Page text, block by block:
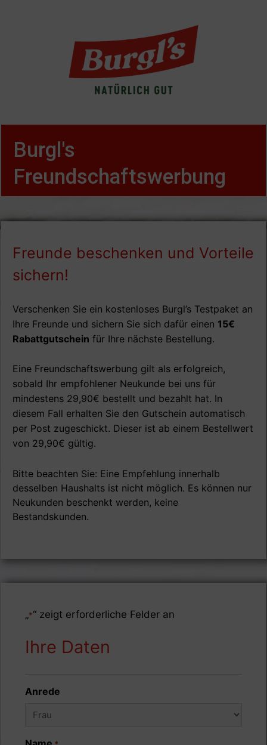
Burgl's
Freundschaftswerbung
Freunde beschenken und Vorteile
sichern!
Verschenken Sie ein kostenloses Burgl’s Testpaket an
Ihre Freunde und sichern Sie sich dafür einen 15€
Rabattgutschein für Ihre nächste Bestellung.
Eine Freundschaftswerbung gilt als erfolgreich,
sobald Ihr empfohlener Neukunde bei uns für
mindestens 29,90€ bestellt und bezahlt hat. In
diesem Fall erhalten Sie den Gutschein automatisch
per Post zugeschickt. Dieser ist ab einem Bestellwert
von 29,90€ gültig.
Bitte beachten Sie: Eine Empfehlung innerhalb
desselben Haushalts ist nicht möglich. Es können nur
Neukunden beschenkt werden, keine
Bestandskunden.
„*“ zeigt erforderliche Felder an
Ihre Daten
Anrede